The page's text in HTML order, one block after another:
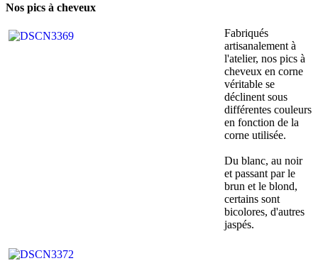
Nos pics à cheveux
Fabriqués
artisanalement à
l'atelier, nos pics à
cheveux en corne
véritable se
déclinent sous
différentes couleurs
en fonction de la
corne utilisée.
Du blanc, au noir
et passant par le
brun et le blond,
certains sont
bicolores, d'autres
jaspés.